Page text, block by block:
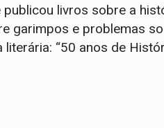
livros sobre a
garimpos e problemas
“50 anos de